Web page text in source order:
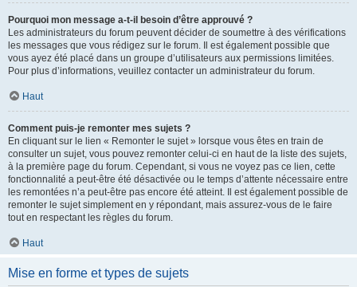
Pourquoi mon message a-t-il besoin d’être approuvé ?
Les administrateurs du forum peuvent décider de soumettre à des vérifications
les messages que vous rédigez sur le forum. Il est également possible que
vous ayez été placé dans un groupe d’utilisateurs aux permissions limitées.
Pour plus d’informations, veuillez contacter un administrateur du forum.
Haut
Comment puis-je remonter mes sujets ?
En cliquant sur le lien « Remonter le sujet » lorsque vous êtes en train de
consulter un sujet, vous pouvez remonter celui-ci en haut de la liste des sujets,
à la première page du forum. Cependant, si vous ne voyez pas ce lien, cette
fonctionnalité a peut-être été désactivée ou le temps d’attente nécessaire entre
les remontées n’a peut-être pas encore été atteint. Il est également possible de
remonter le sujet simplement en y répondant, mais assurez-vous de le faire
tout en respectant les règles du forum.
Haut
Mise en forme et types de sujets